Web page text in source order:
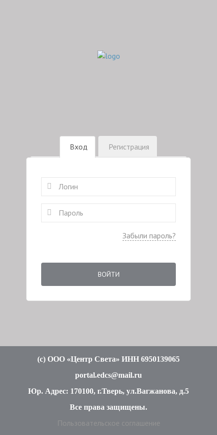
Вход Регистрация
Забыли пароль?
ВОЙТИ
(c) ООО «Центр Света» ИНН 6950139065
portal.edcs@mail.ru
Юр. Адрес: 170100, г.Тверь, ул.Вагжанова, д.5
Все права защищены.
Пользовательское соглашение